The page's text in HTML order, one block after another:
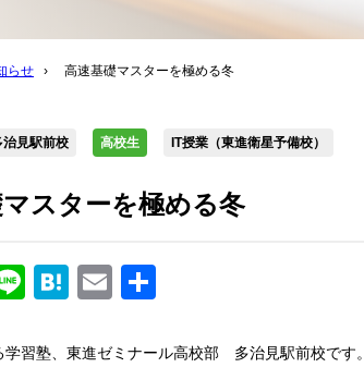
らせ › 高速基礎マスターを極める冬
治見駅前校 高校生 IT授業（東進衛星予備校）
スターを極める冬
LineHatena
Email
学習塾、東進ゼミナール高校部 多治見駅前校です。